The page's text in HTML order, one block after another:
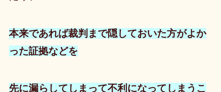
本来であれば裁判まで隠しておいた方がよか
った証拠などを
先に漏らしてしまって不利になってしまうこ